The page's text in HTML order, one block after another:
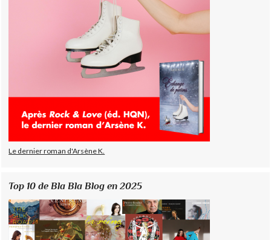
Le dernier roman d'Arsène K.
Top 10 de Bla Bla Blog en 2025